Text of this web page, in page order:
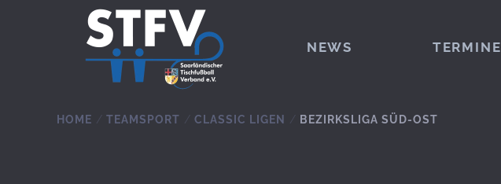
Zum Hauptinhalt springen
NEWS TERMINE
HOME TEAMSPORT CLASSIC LIGEN BEZIRKSLIGA SÜD-OST